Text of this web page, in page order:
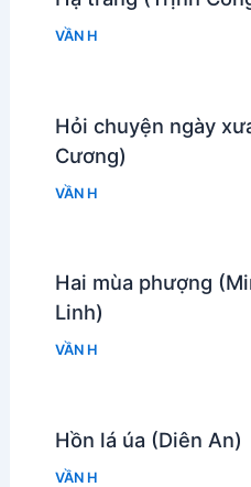
VẦN H
Hỏi chuyện ngày
Cương)
VẦN H
Hai mùa phượng
Linh)
VẦN H
Hồn lá úa (Diên An)
VẦN H